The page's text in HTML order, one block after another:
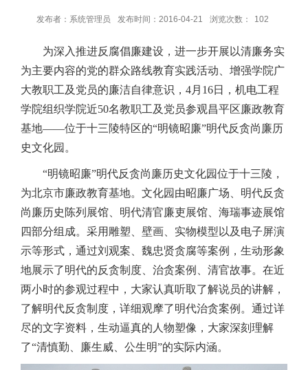
发布者：系统管理员 发布时间：2016-04-21 浏览次数： 102
为深入推进反腐倡廉建设，进一步开展以清廉务实
为主要内容的党的群众路线教育实践活动、增强学院广
大教职工及党员的廉洁自律意识，4月16日，机电工程
学院组织学院近50名教职工及党员参观昌平区廉政教育
基地——位于十三陵特区的“明镜昭廉”明代反贪尚廉历
史文化园。
“明镜昭廉”明代反贪尚廉历史文化园位于十三陵，
为北京市廉政教育基地。文化园由昭廉广场、明代反贪
尚廉历史陈列展馆、明代清官廉吏展馆、海瑞事迹展馆
四部分组成。采用雕塑、壁画、实物模型以及电子屏演
示等形式，通过刘观案、魏忠贤贪腐等案例，生动形象
地展示了明代的反贪制度、治贪案例、清官故事。在近
两小时的参观过程中，大家认真听取了解说员的讲解，
了解明代反贪制度，详细观摩了明代治贪案例。通过详
尽的文字资料，生动逼真的人物塑像，大家深刻理解
了“清慎勤、廉生威、公生明”的实际内涵。